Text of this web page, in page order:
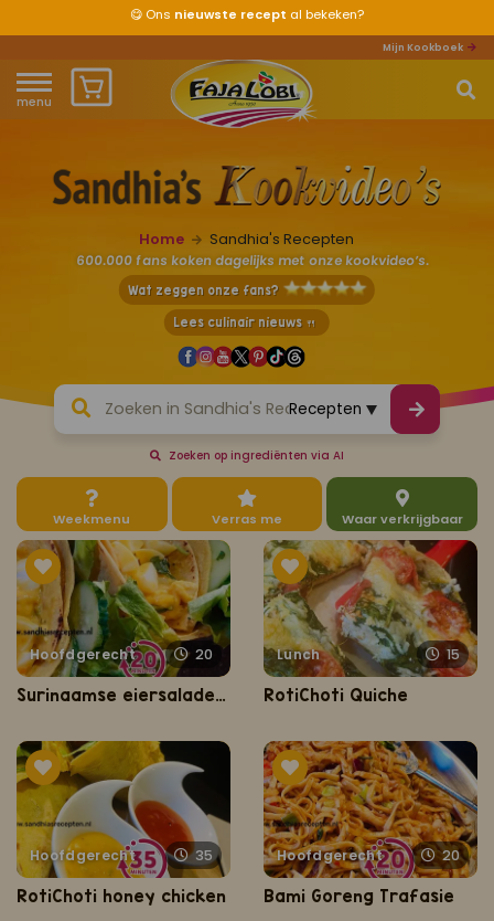
⭐⭐⭐⭐⭐Goedgekeurd door 600.000fans
Mijn Kookboek
menu
Waar ben je naar op zoek?
Home
Over ons
Recepten
Producten
Waar verkrijgbaar?
Mijn kookboek
Zomervakantie 2026
Koop ons bestseller kookboek
Of klik hierom je aan te melden voor Mijn Kookboek.
Home Sandhia's Recepten
600.000 fans koken dagelijks met onze kookvideo’s.
Wat zeggen onze fans?
Lees culinair nieuws 🍴
Zoeken op ingrediënten via AI
Weekmenu Verras me Waar verkrijgbaar
Hoofdgerecht 20
Surinaamse eiersalade met roti
Lunch 15
RotiChoti Quiche
Hoofdgerecht 35
RotiChoti honey chicken
Hoofdgerecht 20
Bami Goreng Trafasie